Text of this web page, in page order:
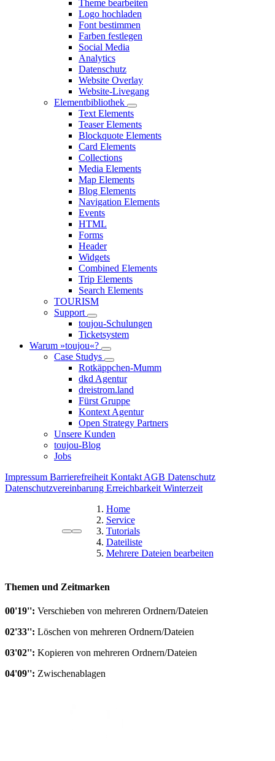
Theme bearbeiten
Logo hochladen
Font bestimmen
Farben festlegen
Social Media
Analytics
Datenschutz
Website Overlay
Website-Livegang
Elementbibliothek
Text Elements
Teaser Elements
Blockquote Elements
Card Elements
Collections
Media Elements
Map Elements
Blog Elements
Navigation Elements
Events
HTML
Forms
Header
Widgets
Combined Elements
Trip Elements
Search Elements
TOURISM
Support
toujou-Schulungen
Ticketsystem
Warum »toujou«?
Case Studys
Rotkäppchen-Mumm
dkd Agentur
dreistrom.land
Fürst Gruppe
Kontext Agentur
Open Strategy Partners
Unsere Kunden
toujou-Blog
Jobs
Impressum Barrierefreiheit Kontakt AGB Datenschutz
Datenschutzvereinbarung Erreichbarkeit Winterzeit
Home
Service
Tutorials
Dateiliste
Mehrere Dateien bearbeiten
Themen und Zeitmarken
00'19'': Verschieben von mehreren Ordnern/Dateien
02'33'': Löschen von mehreren Ordnern/Dateien
03'02'': Kopieren von mehreren Ordnern/Dateien
04'09'': Zwischenablagen